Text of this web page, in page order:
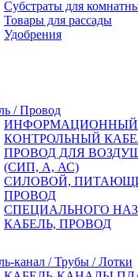
Субстраты для
Товары для рассады
Удобрения
/ Провод
ИНФОРМАЦИОННЫЙ
КОНТРОЛЬНЫЙ
ПРОВОД ДЛЯ
(СИП, А, АС)
СИЛОВОЙ,
ПРОВОД
СПЕЦИАЛЬНОГО
КАБЕЛЬ, ПРОВОД
канал / Трубы / Лотки